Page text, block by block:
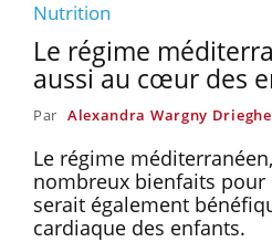
Nutrition
Le régime
aussi au cœur des
Par Alexandra Wargny Drieghe
Le régime
nombreux bienfaits pour
serait également
cardiaque des enfants.